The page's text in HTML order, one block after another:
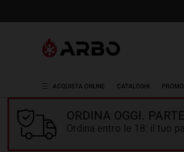
ACQUISTA ONLINE CATALOGHI
ORDINA OGGI.
Ordina entro le 18: il tuo